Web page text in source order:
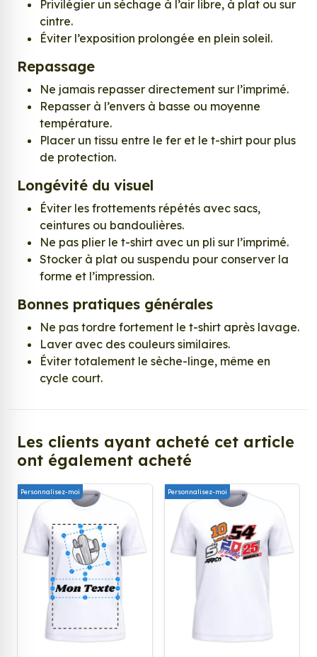
Privilégier un séchage à l’air libre, à plat ou sur
cintre.
Éviter l’exposition prolongée en plein soleil.
Repassage
Ne jamais repasser directement sur l’imprimé.
Repasser à l’envers à basse ou moyenne
température.
Placer un tissu entre le fer et le t-shirt pour plus
de protection.
Longévité du visuel
Éviter les frottements répétés avec sacs,
ceintures ou bandoulières.
Ne pas plier le t-shirt avec un pli sur l’imprimé.
Stocker à plat ou suspendu pour conserver la
forme et l’impression.
Bonnes pratiques générales
Ne pas tordre fortement le t-shirt après lavage.
Laver avec des couleurs similaires.
Éviter totalement le sèche-linge, même en
cycle court.
Les clients ayant acheté cet article
ont également acheté
Personnalisez-moi Personnalisez-moi